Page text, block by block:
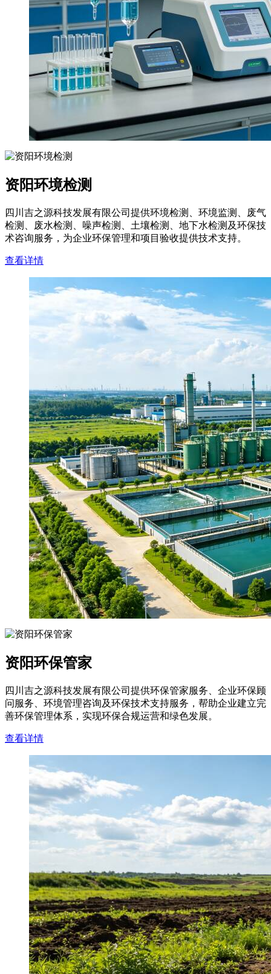
资阳环境检测
四川吉之源科技发展有限公司提供环境检测、环境监测、废气
检测、废水检测、噪声检测、土壤检测、地下水检测及环保技
术咨询服务，为企业环保管理和项目验收提供技术支持。
查看详情
资阳环保管家
四川吉之源科技发展有限公司提供环保管家服务、企业环保顾
问服务、环境管理咨询及环保技术支持服务，帮助企业建立完
善环保管理体系，实现环保合规运营和绿色发展。
查看详情